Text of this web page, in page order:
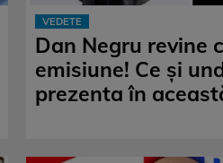
VEDETE
Dan Negru revine
emisiune! Ce și
prezenta în